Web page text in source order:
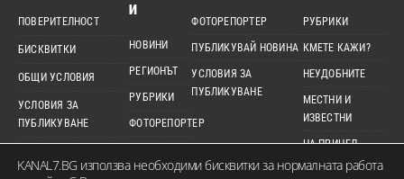
ПОВЕРИТЕЛНОСТ
БИСКВИТКИ
ОБЩИ УСЛОВИЯ
УСЛОВИЯ ЗА
ПУБЛИКУВАНЕ
И
НОВИНИ
РЕГИОНЪТ
РУБРИКИ
ФОТОРЕПОРТЕР
ФОТОРЕПОРТЕР
ПУБЛИКУВАЙ НОВИНА
УСЛОВИЯ ЗА
ПУБЛИКУВАНЕ
РУБРИКИ
КМЕТЕ КАЖИ?
НЕУДОБНИТЕ
МЕСТНИ И
ИЗВЕСТНИ
НА ПРИЦЕЛ
KANAL7.BG използва необходими бисквитки за нормалната работа